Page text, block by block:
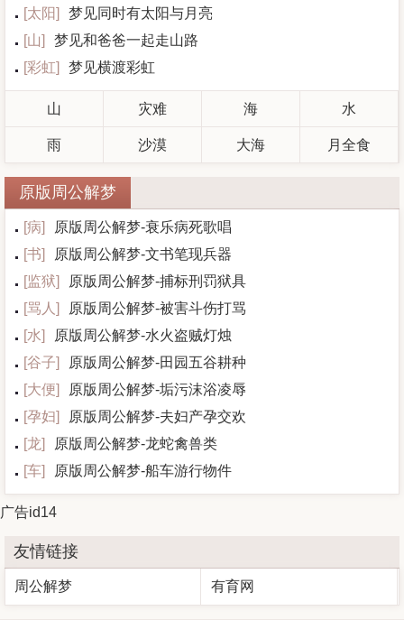
[太阳]
梦见同时有太阳与月亮
[山]
梦见和爸爸一起走山路
[彩虹] 梦见横渡彩虹
山 灾难 海 水
雨 沙漠 大海 月全食
原版周公解梦
[病]
原版周公解梦-衰乐病死歌唱
[书]
原版周公解梦-文书笔现兵器
[监狱]
原版周公解梦-捕标刑罚狱具
[骂人 ]
原版周公解梦-被害斗伤打骂
[水]
原版周公解梦-水火盗贼灯烛
[谷子]
原版周公解梦-田园五谷耕种
[大便]
原版周公解梦-垢污沫浴凌辱
[孕妇]
原版周公解梦-夫妇产孕交欢
[龙]
原版周公解梦-龙蛇禽兽类
[车] 原版周公解梦-船车游行物件
广告id14
友情链接
周公解梦 有育网